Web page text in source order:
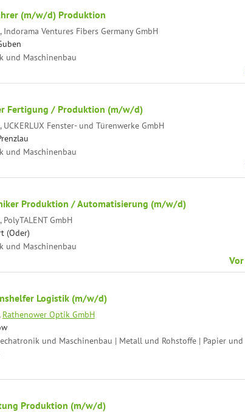
(m/w/d) Produktion
Indorama Ventures Fibers Germany GmbH
und Maschinenbau
Fertigung / Produktion (m/w/d)
UCKERLUX Fenster- und Türenwerke GmbH
und Maschinenbau
Produktion / Automatisierung (m/w/d)
PolyTALENT GmbH
(Oder)
und Maschinenbau
Logistik (m/w/d)
Rathenower Optik GmbH
und Maschinenbau | Metall und Rohstoffe | Papier und
Produktion (m/w/d)